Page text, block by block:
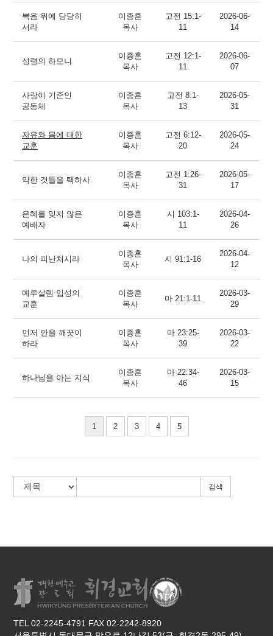
복음 위에 당당히
서라
이종훈
목사
고전 15:1-
11
2026-06-
14
성령의 하모니
이종훈
목사
고전 12:1-
11
2026-06-
07
사랑이 기준인
공동체
이종훈
목사
고전 8:1-
13
2026-05-
31
자유와 몸에 대한
교훈
이종훈
목사
고전 6:12-
20
2026-05-
24
약한 것들을 택하사
이종훈
목사
고전 1:26-
31
2026-05-
17
은혜를 잊지 않은
예배자
이종훈
목사
시 103:1-
11
2026-04-
26
나의 피난처시라
이종훈
목사
시 91:1-16
2026-04-
12
예루살렘 입성의
교훈
이종훈
목사
마 21:1-11
2026-03-
29
먼저 안을 깨끗이
하라
이종훈
목사
마 23:25-
39
2026-03-
22
하나님을 아는 지식
이종훈
목사
마 22:34-
46
2026-03-
15
1 2 3 4 5
검색
TEL 02-2245-4791 FAX 02-2242-8920